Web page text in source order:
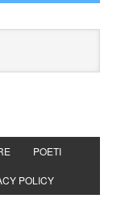
POETI
POLICY